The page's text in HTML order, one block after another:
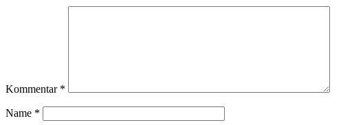
Kommentar *
Name *